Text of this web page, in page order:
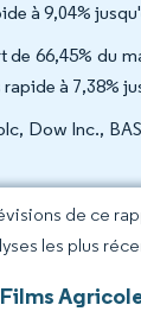
à 9,04%
66,45% du
à 7,38%
Dow Inc.,
de ce
les plus